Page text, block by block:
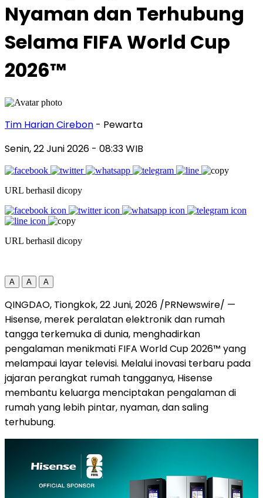
Nyaman dan Terhubung
Selama FIFA World Cup
2026™
Tim Harian Cirebon - Pewarta
Senin, 22 Juni 2026 - 08:33 WIB
URL berhasil dicopy
URL berhasil dicopy
A A A
QINGDAO, Tiongkok,22 Juni, 2026 /PRNewswire/ —
Hisense, merek peralatan elektronik dan rumah
tangga terkemuka di dunia, menghadirkan
pengalaman menikmati FIFA World Cup 2026™ yang
melampaui layar televisi. Melalui inovasi terbaru pada
jajaran perangkat rumah tangganya, Hisense
membantu keluarga menciptakan pengalaman di
rumah yang lebih pintar, nyaman, dan saling
terhubung.